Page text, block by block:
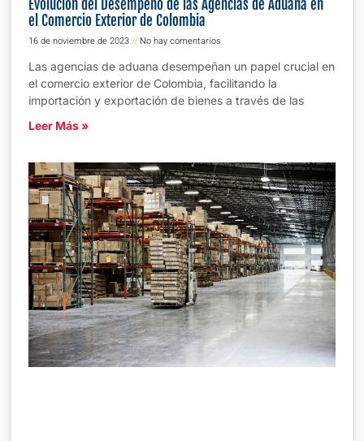
Evolución del Desempeño de las Agencias de Aduana en
el Comercio Exterior de Colombia
16 de noviembre de 2023
No hay comentarios
Las agencias de aduana desempeñan un papel crucial en
el comercio exterior de Colombia, facilitando la
importación y exportación de bienes a través de las
Leer Más »